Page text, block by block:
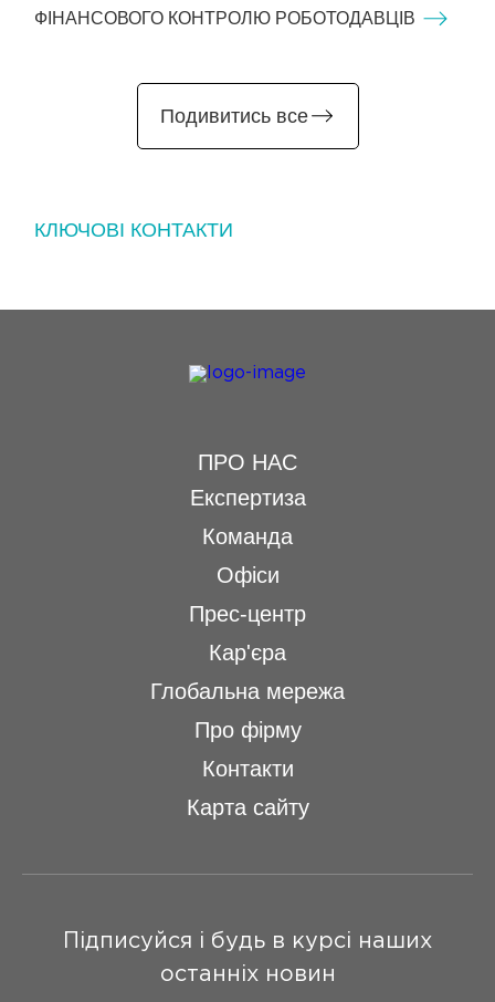
КЛЮЧОВІ КОНТАКТИ
Радниця
Переглянути всю команду
ФІНАНСОВОГО КОНТРОЛЮ РОБОТОДАВЦІВ
Подивитись все
ПРО НАС
Експертиза
Команда
Офіси
Прес-центр
Кар'єра
Глобальна мережа
Про фірму
Контакти
Карта сайту
Підписуйся і будь в курсі наших
останніх новин